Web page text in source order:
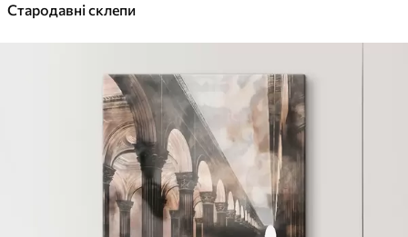
Стародавні склепи